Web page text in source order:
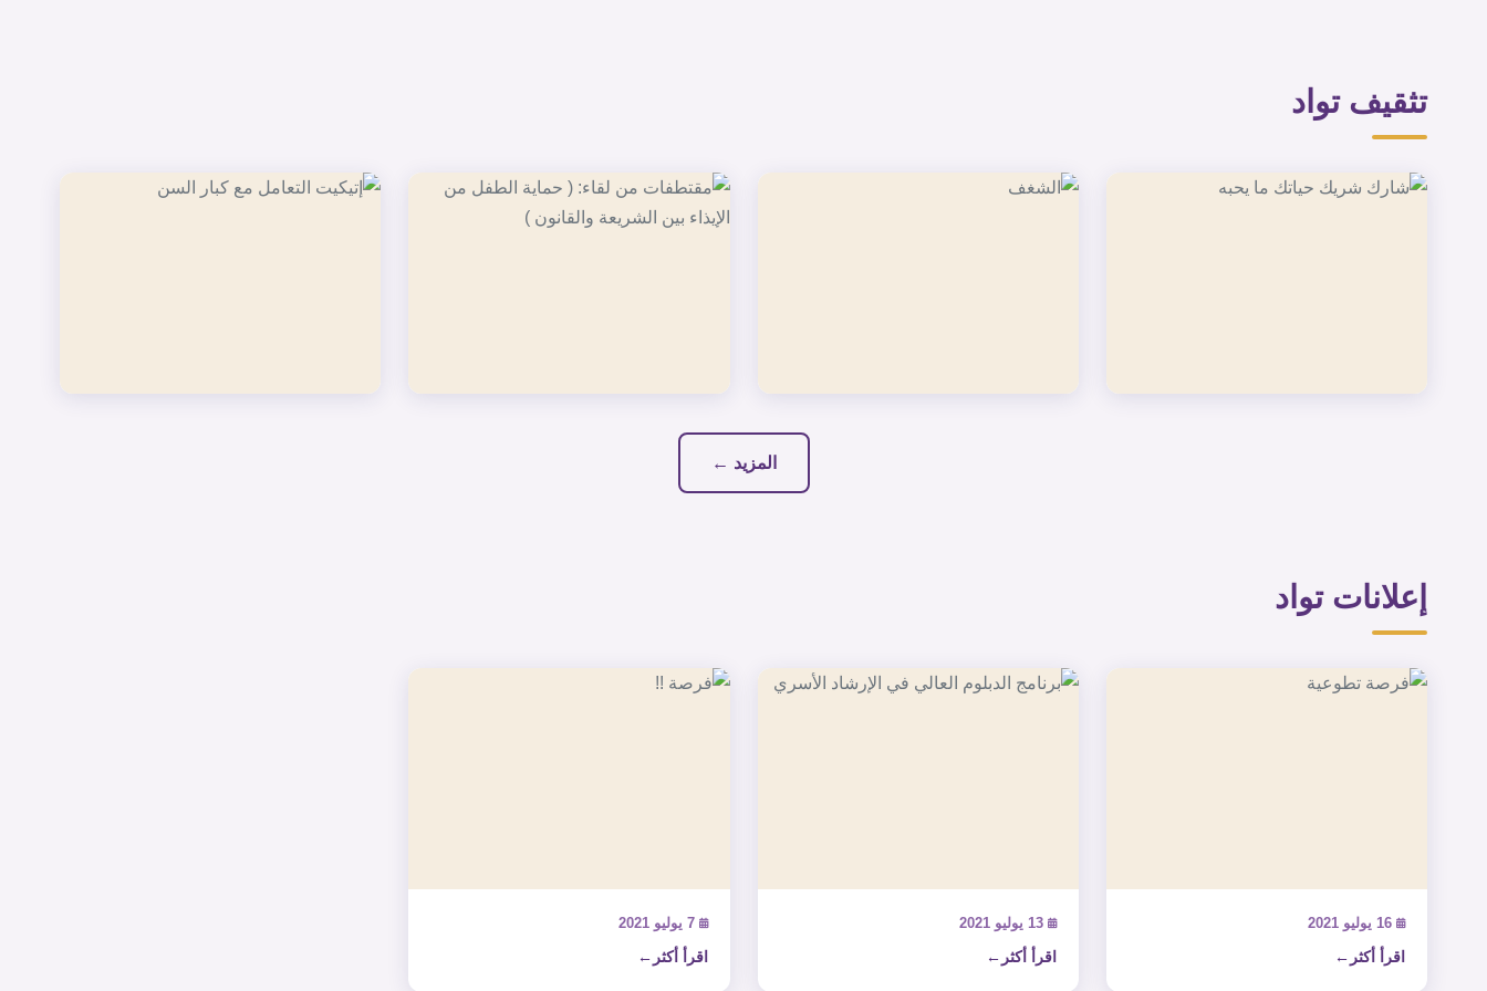
تثقيف تواد
المزيد ←
إعلانات تواد
16 يوليو 2021
اقرأ أكثر
13 يوليو 2021
اقرأ أكثر
7 يوليو 2021
اقرأ أكثر